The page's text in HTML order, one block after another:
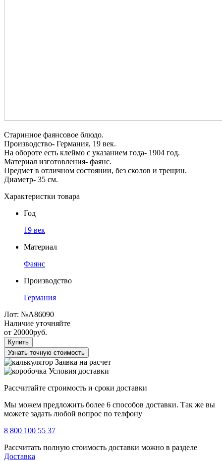
Старинное фаянсовое блюдо.
Производство- Германия, 19 век.
На обороте есть клеймо с указанием года- 1904 год.
Материал изготовления- фаянс.
Предмет в отличном состоянии, без сколов и трещин.
Диаметр- 35 см.
Характеристки товара
Год
19 век
Материал
Фаянс
Производство
Германия
Лот: №А86090
Наличие уточняйте
от 20000руб.
Купить
Узнать точную стоимость
Заявка на расчет
Условия доставки
Рассчитайте строимость и сроки доставки
Мы можем предложить более 6 способов доставки. Так же вы
можете задать любой вопрос по телфону
8 800 100 55 37
Рассчитать полную стоимость доставки можно в разделе
Доставка